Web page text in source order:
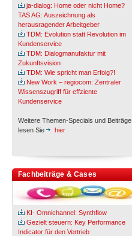
ja-dialog: Home oder nicht Home?
TAS AG: Auszeichnung als
herausragender Arbeitgeber
TDM: Evolution statt Revolution im
Kundenservice
TDM: Dialogmanufaktur mit
Zukunftsvision
TDM: Wie spricht man Erfolg?!
New Work – regiocom: Zentraler
Wissenszugriff für effziente
Kundenservice
Weitere Themen-Specials und Beiträge
lesen Sie
hier
Fachbeiträge & Cases
KI- Omnichannel: Synthflow
Gezielt steuern: Key Performance
Indicator für den Vertrieb